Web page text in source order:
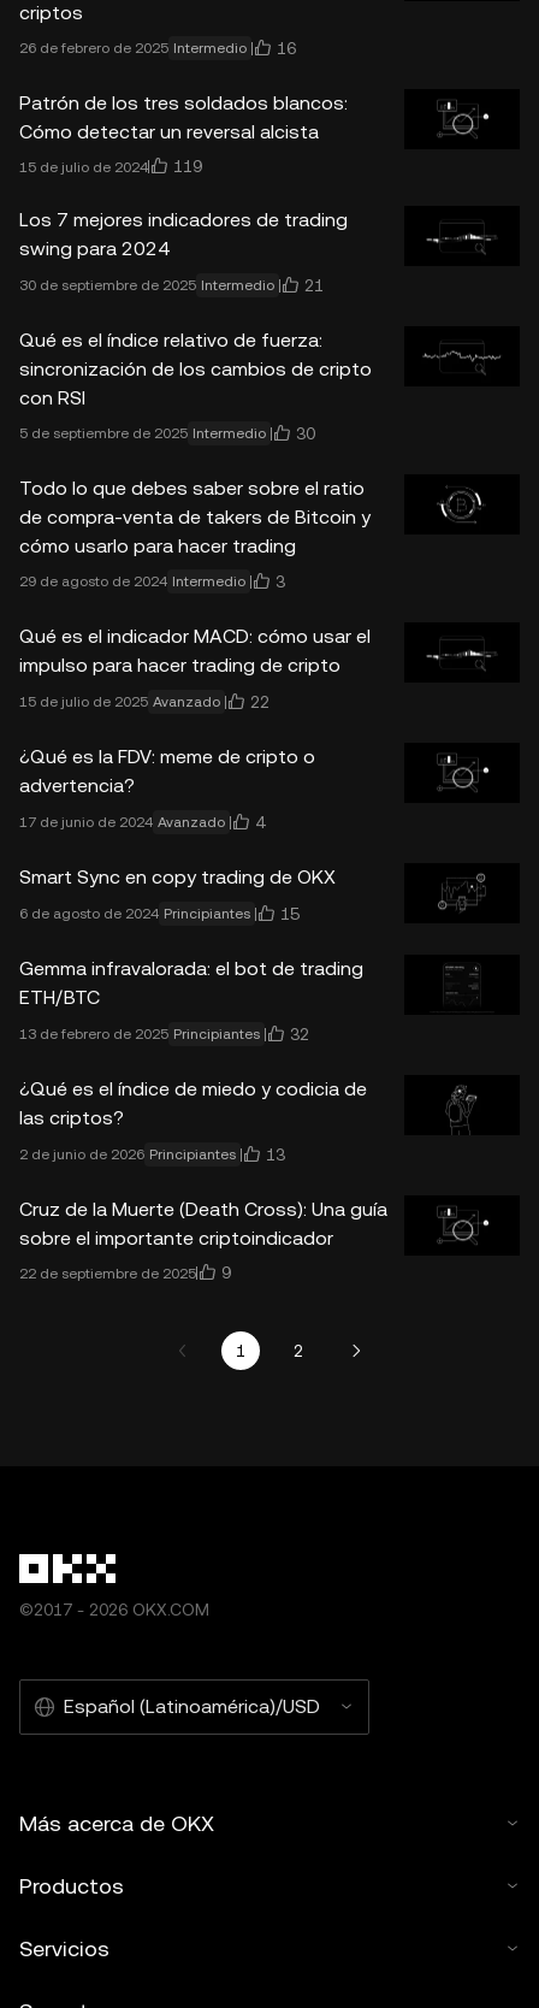
criptos
26 de febrero de 2025 Intermedio 16
Patrón de los tres soldados blancos:
Cómo detectar un reversal alcista
15 de julio de 2024 119
Los 7 mejores indicadores de trading
swing para 2024
30 de septiembre de 2025 Intermedio 21
Qué es el índice relativo de fuerza:
sincronización de los cambios de cripto
con RSI
5 de septiembre de 2025 Intermedio 30
Todo lo que debes saber sobre el ratio
de compra-venta de takers de Bitcoin y
cómo usarlo para hacer trading
29 de agosto de 2024 Intermedio 3
Qué es el indicador MACD: cómo usar el
impulso para hacer trading de cripto
15 de julio de 2025 Avanzado 22
¿Qué es la FDV: meme de cripto o
advertencia?
17 de junio de 2024 Avanzado 4
Smart Sync en copy trading de OKX
6 de agosto de 2024 Principiantes 15
Gemma infravalorada: el bot de trading
ETH/BTC
13 de febrero de 2025 Principiantes 32
¿Qué es el índice de miedo y codicia de
las criptos?
2 de junio de 2026 Principiantes 13
Cruz de la Muerte (Death Cross): Una guía
sobre el importante criptoindicador
22 de septiembre de 2025 9
1 2
©2017 - 2026 OKX.COM
Español (Latinoamérica)/USD
Más acerca de OKX
Productos
Servicios